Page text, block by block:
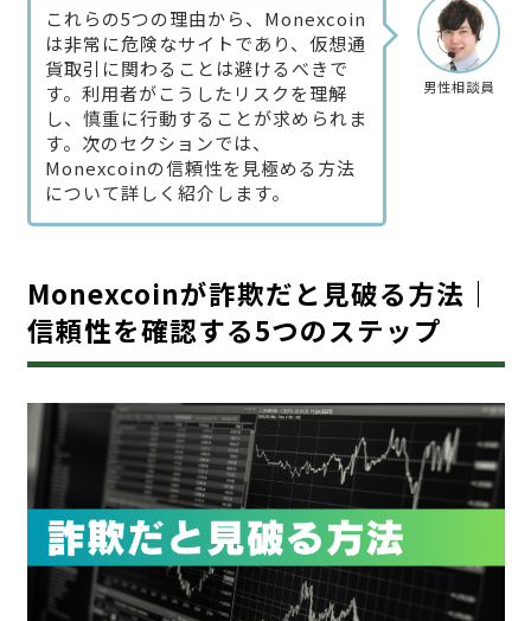
男性相談員
これらの5つの理由から、Monexcoin
は非常に危険なサイトであり、仮想通
貨取引に関わることは避けるべきで
す。利用者がこうしたリスクを理解
し、慎重に行動することが求められま
す。次のセクションでは、
Monexcoinの信頼性を見極める方法
について詳しく紹介します。
Monexcoinが詐欺だと見破る方法｜
信頼性を確認する5つのステップ